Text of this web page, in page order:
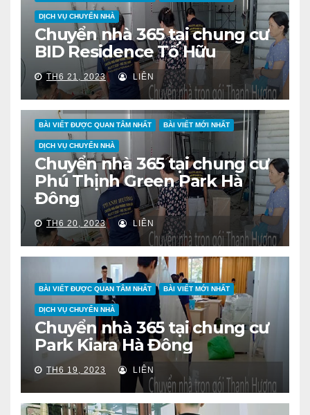
DỊCH VỤ CHUYỂN NHÀ
Chuyển nhà 365 tại chung cư
BID Residence Tố Hữu
TH6 21, 2023 LIÊN
BÀI VIẾT ĐƯỢC QUAN TÂM NHẤT BÀI VIẾT MỚI NHẤT
DỊCH VỤ CHUYỂN NHÀ
Chuyển nhà 365 tại chung cư
Phú Thịnh Green Park Hà
Đông
TH6 20, 2023 LIÊN
BÀI VIẾT ĐƯỢC QUAN TÂM NHẤT BÀI VIẾT MỚI NHẤT
DỊCH VỤ CHUYỂN NHÀ
Chuyển nhà 365 tại chung cư
Park Kiara Hà Đông
TH6 19, 2023 LIÊN